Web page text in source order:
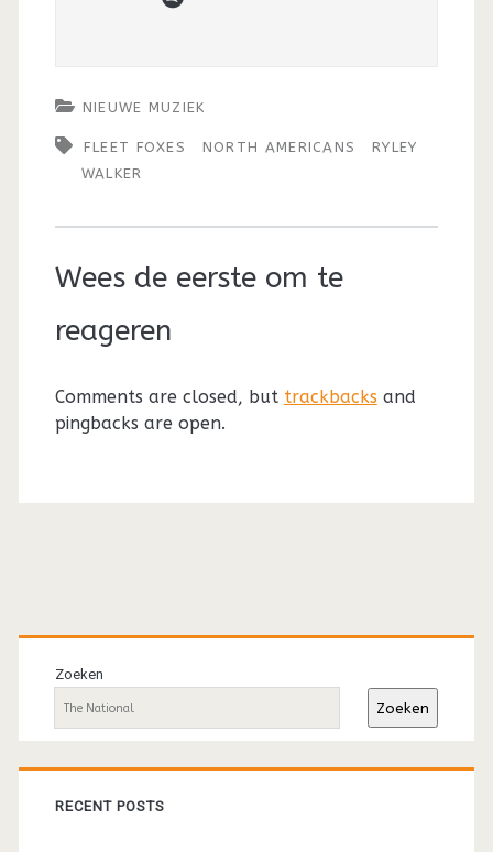
NIEUWE MUZIEK
FLEET FOXES NORTH AMERICANS
RYLEY
WALKER
Wees de eerste om te
reageren
Comments are closed, but trackbacks and
pingbacks are open.
Primaire
sidebar
Zoeken
Zoeken
RECENT POSTS